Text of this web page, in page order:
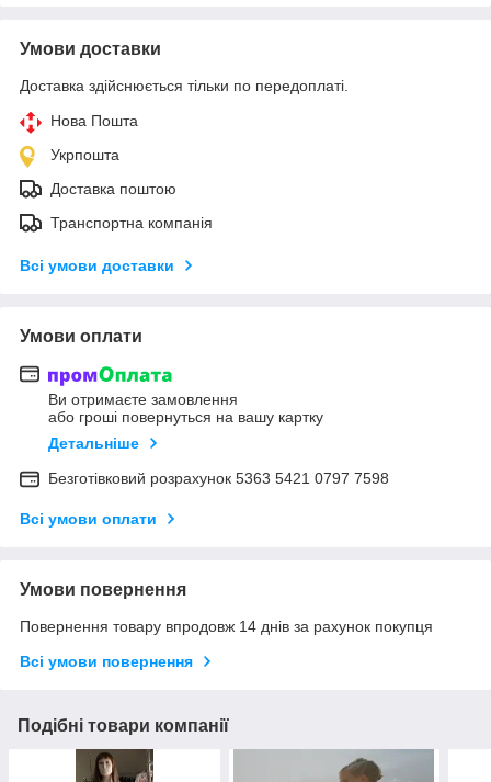
Умови доставки
Доставка здійснюється тільки по передоплаті.
Нова Пошта
Укрпошта
Доставка поштою
Транспортна компанія
Всі умови доставки
Умови оплати
Ви отримаєте замовлення
або гроші повернуться на вашу картку
Детальніше
Безготівковий розрахунок 5363 5421 0797 7598
Всі умови оплати
Умови повернення
Повернення товару впродовж 14 днів за рахунок покупця
Всі умови повернення
Подібні товари компанії